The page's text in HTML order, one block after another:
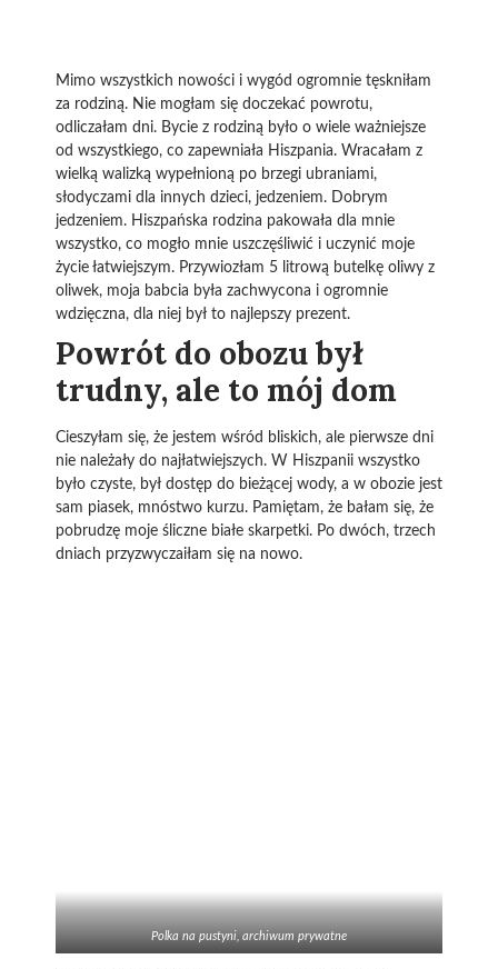
Mimo wszystkich nowości i wygód ogromnie tęskniłam
za rodziną. Nie mogłam się doczekać powrotu,
odliczałam dni. Bycie z rodziną było o wiele ważniejsze
od wszystkiego, co zapewniała Hiszpania. Wracałam z
wielką walizką wypełnioną po brzegi ubraniami,
słodyczami dla innych dzieci, jedzeniem. Dobrym
jedzeniem. Hiszpańska rodzina pakowała dla mnie
wszystko, co mogło mnie uszczęśliwić i uczynić moje
życie łatwiejszym. Przywiozłam 5 litrową butelkę oliwy z
oliwek, moja babcia była zachwycona i ogromnie
wdzięczna, dla niej był to najlepszy prezent.
Powrót do obozu był
trudny, ale to mój dom
Cieszyłam się, że jestem wśród bliskich, ale pierwsze dni
nie należały do najłatwiejszych. W Hiszpanii wszystko
było czyste, był dostęp do bieżącej wody, a w obozie jest
sam piasek, mnóstwo kurzu. Pamiętam, że bałam się, że
pobrudzę moje śliczne białe skarpetki. Po dwóch, trzech
dniach przyzwyczaiłam się na nowo.
Polka na pustyni, archiwum prywatne